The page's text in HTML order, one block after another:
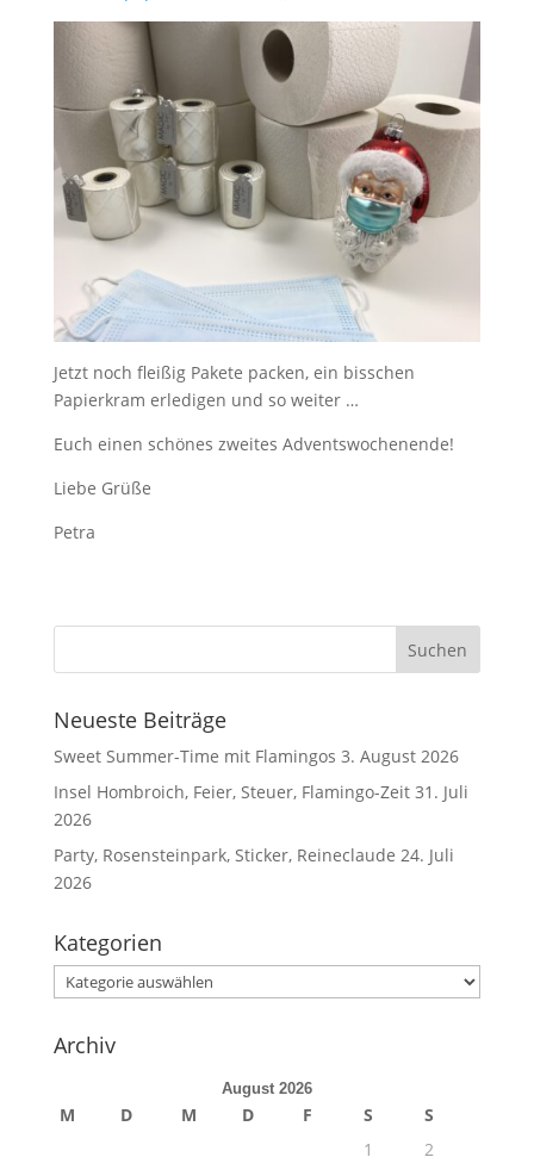
Jetzt noch fleißig Pakete packen, ein bisschen
Papierkram erledigen und so weiter …
Euch einen schönes zweites Adventswochenende!
Liebe Grüße
Petra
Neueste Beiträge
Sweet Summer-Time mit Flamingos 3. August 2026
Insel Hombroich, Feier, Steuer, Flamingo-Zeit 31. Juli
2026
Party, Rosensteinpark, Sticker, Reineclaude 24. Juli
2026
Kategorien
Kategorien
Archiv
August 2026
M D M D F S
S
1
2